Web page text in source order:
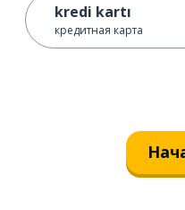
kredi kartı
кредитная карта